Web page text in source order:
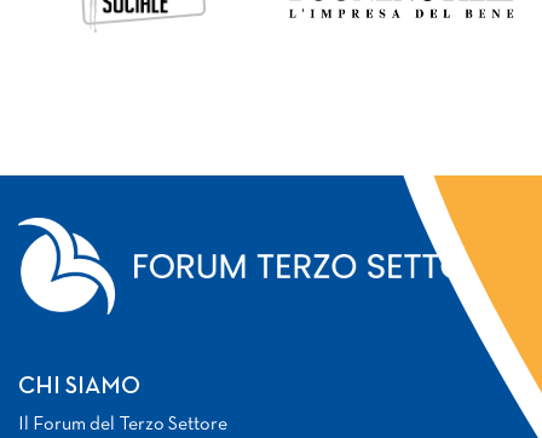
CHI SIAMO
Il Forum del Terzo Settore